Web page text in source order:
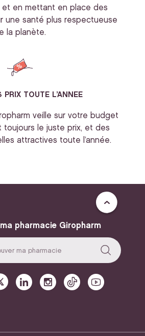
et en mettant en place des
une santé plus respectueuse
la planète.
PRIX TOUTE L’ANNEE
veille sur votre budget
toujours le juste prix, et des
attractives toute l’année.
ma pharmacie Giropharm